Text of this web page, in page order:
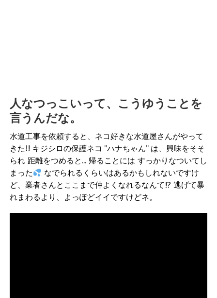
人なつっこいって、こうゆうことを
言うんだな。
水道工事を依頼すると、ネコ好きな水道屋さんがやって
きた!! キジシロの保護ネコ ”ハナちゃん” は、興味をそそ
られ 距離をつめると... 帰ることには すっかりなついてし
まった
なでられるくらいはあるかもしれないですけ
ど、業者さんとここまで仲よくなれるなんて!? 逃げて暴
れまわるより、よっぽどイイですけどネ。